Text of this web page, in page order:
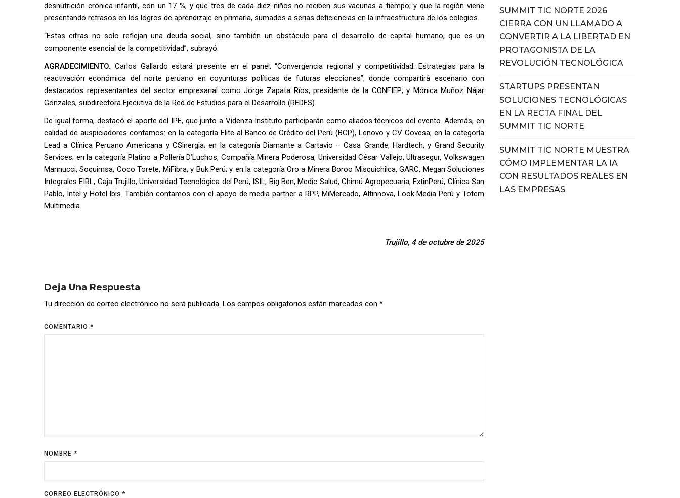
desnutrición crónica infantil, con un 17 %, y que tres de cada diez niños no reciben sus vacunas a tiempo; y que la región viene
presentando retrasos en los logros de aprendizaje en primaria, sumados a serias deficiencias en la infraestructura de los colegios.
“Estas cifras no solo reflejan una deuda social, sino también un obstáculo para el desarrollo de capital humano, que es un
componente esencial de la competitividad”, subrayó.
AGRADECIMIENTO. Carlos Gallardo estará presente en el panel: “Convergencia regional y competitividad: Estrategias para la
reactivación económica del norte peruano en coyunturas políticas de futuras elecciones”, donde compartirá escenario con
destacados representantes del sector empresarial como Jorge Zapata Ríos, presidente de la CONFIEP; y Mónica Muñoz Nájar
Gonzales, subdirectora Ejecutiva de la Red de Estudios para el Desarrollo (REDES).
De igual forma, destacó el aporte del IPE, que junto a Videnza Instituto participarán como aliados técnicos del evento. Además, en
calidad de auspiciadores contamos: en la categoría Elite al Banco de Crédito del Perú (BCP), Lenovo y CV Covesa; en la categoría
Lead a Clínica Peruano Americana y CSinergia; en la categoría Diamante a Cartavio – Casa Grande, Hardtech, y Grand Security
Services; en la categoría Platino a Pollería D’Luchos, Compañía Minera Poderosa, Universidad César Vallejo, Ultrasegur, Volkswagen
Mannucci, Soquimsa, Coco Torete, MiFibra, y Buk Perú; y en la categoría Oro a Minera Boroo Misquichilca, GARC, Megan Soluciones
Integrales EIRL, Caja Trujillo, Universidad Tecnológica del Perú, ISIL, Big Ben, Medic Salud, Chimú Agropecuaria, ExtinPerú, Clínica San
Pablo, Intel y Hotel Ibis. También contamos con el apoyo de media partner a RPP, MiMercado, Altinnova, Look Media Perú y Totem
Multimedia.
Trujillo, 4 de octubre de 2025
Deja Una Respuesta
Tu dirección de correo electrónico no será publicada. Los campos obligatorios están marcados con *
COMENTARIO *
NOMBRE *
CORREO ELECTRÓNICO *
SUMMIT TIC NORTE 2026
CIERRA CON UN LLAMADO A
CONVERTIR A LA LIBERTAD EN
PROTAGONISTA DE LA
REVOLUCIÓN TECNOLÓGICA
STARTUPS PRESENTAN
SOLUCIONES TECNOLÓGICAS
EN LA RECTA FINAL DEL
SUMMIT TIC NORTE
SUMMIT TIC NORTE MUESTRA
CÓMO IMPLEMENTAR LA IA
CON RESULTADOS REALES EN
LAS EMPRESAS